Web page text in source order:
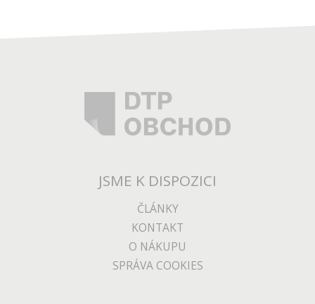
JSME K DISPOZICI
ČLÁNKY
KONTAKT
O NÁKUPU
SPRÁVA COOKIES